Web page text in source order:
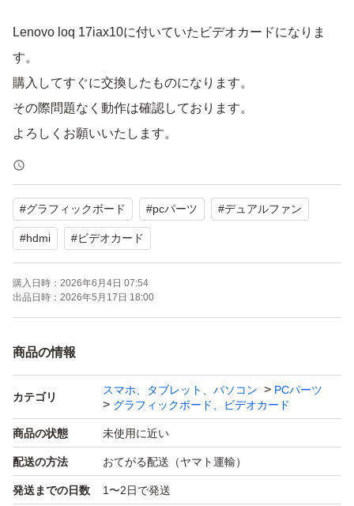
Lenovo loq 17iax10に付いていたビデオカードになりま
す。
購入してすぐに交換したものになります。
その際問題なく動作は確認しております。
よろしくお願いいたします。
#グラフィックボード #pcパーツ #デュアルファン
#hdmi #ビデオカード
購入日時： 2026年6月4日 07:54
出品日時： 2026年5月17日 18:00
商品の情報
カテゴリ
スマホ、タブレット、パソコン
PCパーツ
グラフィックボード、ビデオカード
商品の状態 未使用に近い
配送の方法 おてがる配送（ヤマト運輸）
発送までの日数 1〜2日で発送